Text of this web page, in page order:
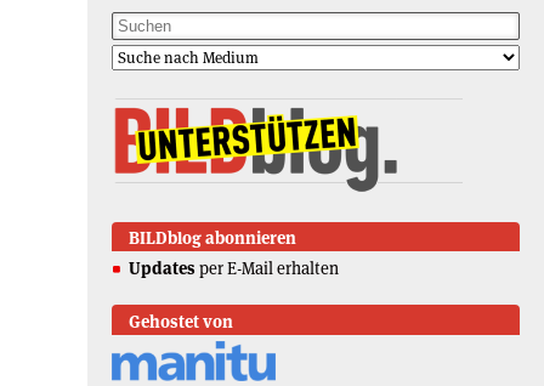
BILDblog abonnieren
Updates per E-Mail erhalten
Gehostet von